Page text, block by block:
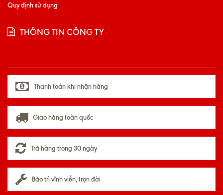
Quy định sử dụng
THÔNG TIN CÔNG TY
Thanh toán khi nhận hàng
Giao hàng toàn quốc
Trả hàng trong 30 ngày
Bảo trì vĩnh viễn, trọn đời